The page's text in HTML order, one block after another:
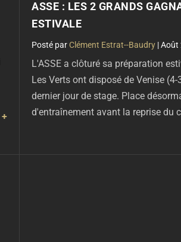
ASSE : LES 2 GRANDS
ESTIVALE
parClément Estrat--Baudry |Août
L'ASSE a clôturé sa préparation
Les Verts ont disposé de Venise
dernier jour de stage. Place
d'entraînement avant la reprise du